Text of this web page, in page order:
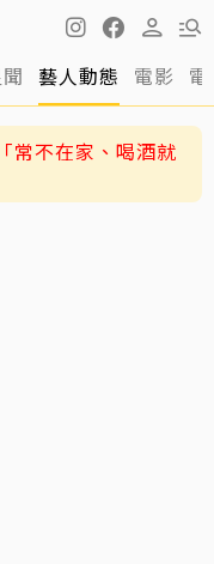
藝人動態 電影
常不在家、喝酒就